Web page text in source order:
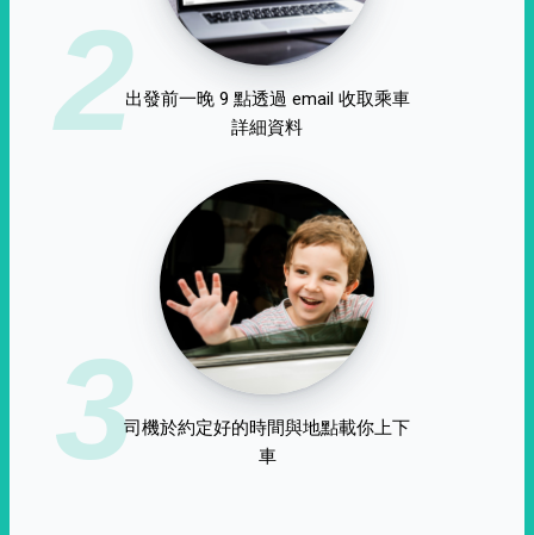
2出發前一晚 9 點透過 email 收取乘車
詳細資料
3司機於約定好的時間與地點載你上下
車